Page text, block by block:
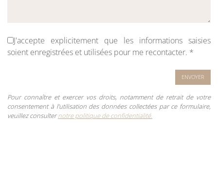
J'accepte explicitement que les informations saisies
soient enregistrées et utilisées pour me recontacter. *
Pour connaître et exercer vos droits, notamment de retrait de votre
consentement à l’utilisation des données collectées par ce formulaire,
veuillez consulternotre politique de confidentialité.